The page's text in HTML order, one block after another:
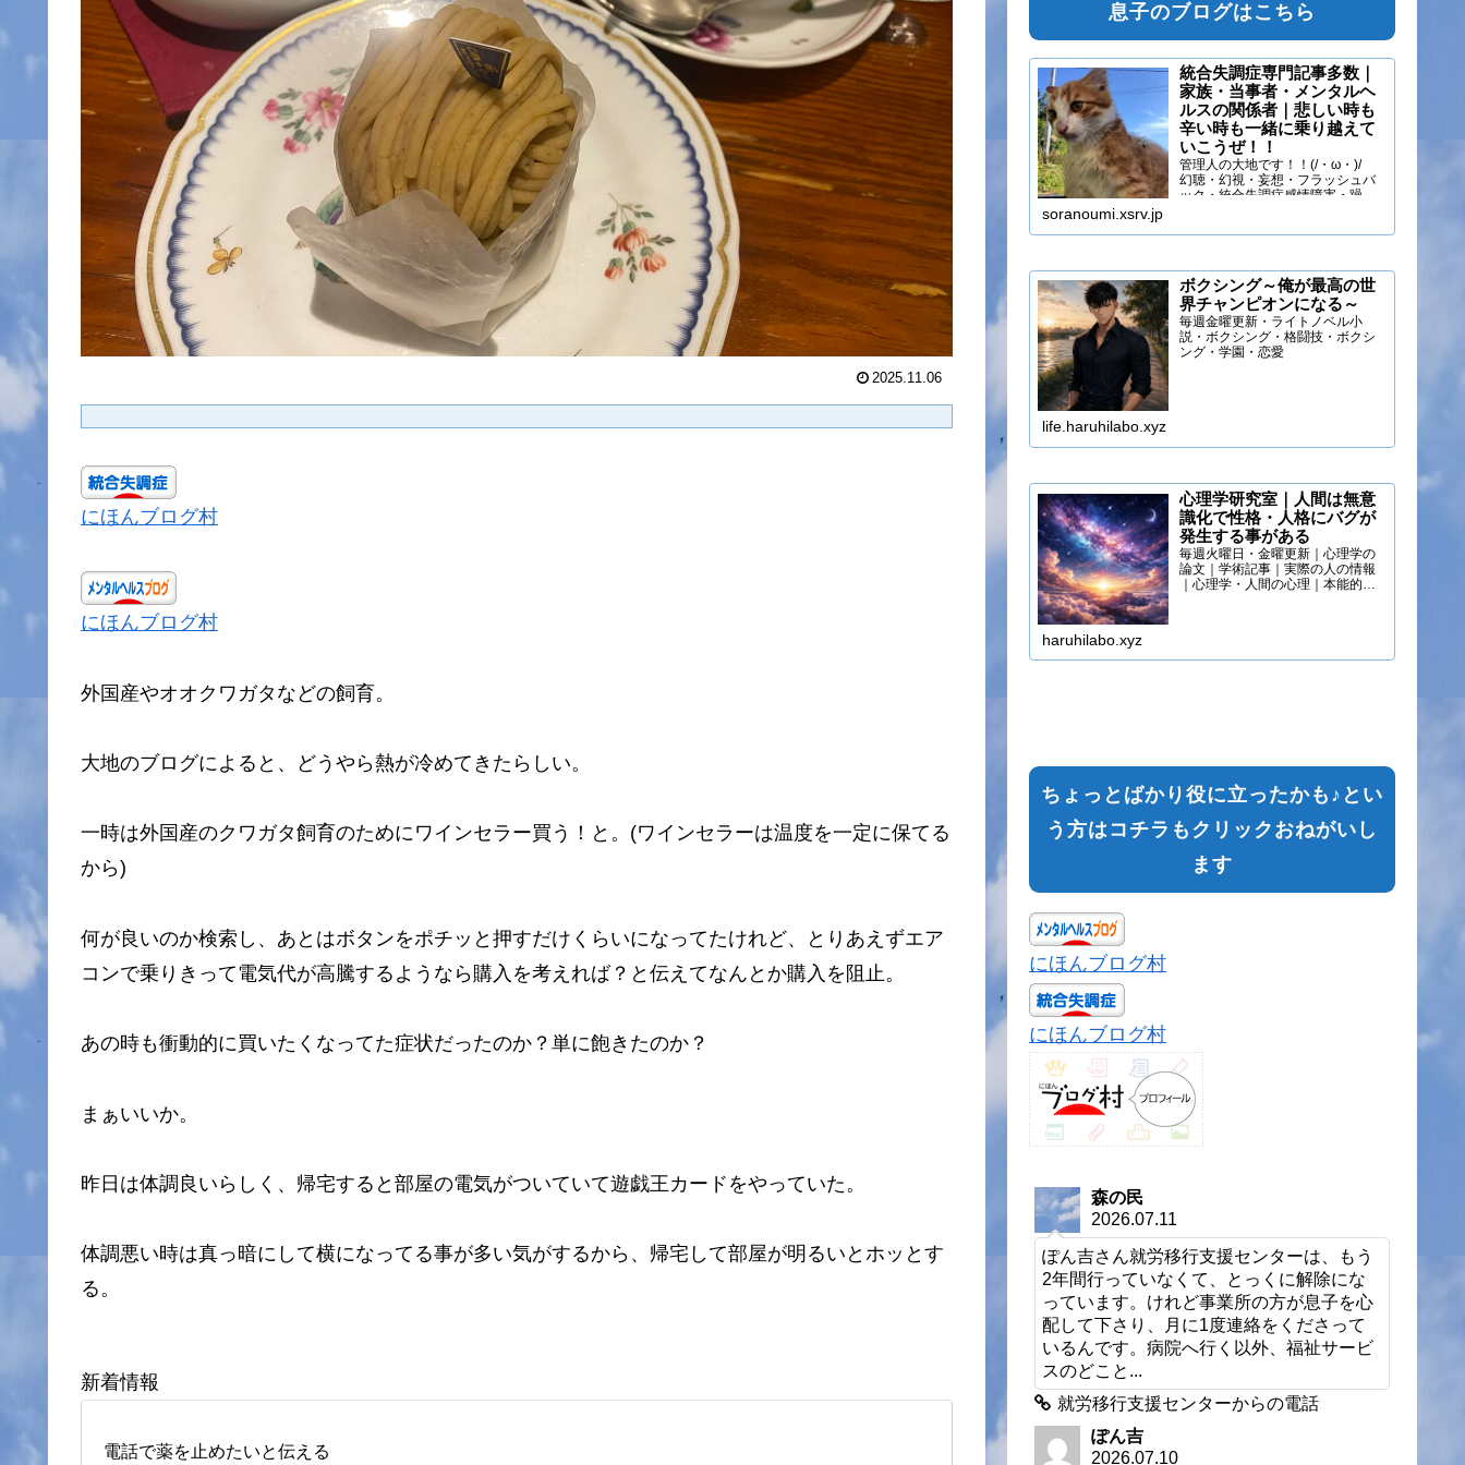
2025.11.06
にほんブログ村
にほんブログ村
外国産やオオクワガタなどの飼育。
大地のブログによると、どうやら熱が冷めてきたらしい。
一時は外国産のクワガタ飼育のためにワインセラー買う！と。(ワインセラーは温度を一定に保てる
から)
何が良いのか検索し、あとはボタンをポチッと押すだけくらいになってたけれど、とりあえずエア
コンで乗りきって電気代が高騰するようなら購入を考えれば？と伝えてなんとか購入を阻止。
あの時も衝動的に買いたくなってた症状だったのか？単に飽きたのか？
まぁいいか。
昨日は体調良いらしく、帰宅すると部屋の電気がついていて遊戯王カードをやっていた。
体調悪い時は真っ暗にして横になってる事が多い気がするから、帰宅して部屋が明るいとホッとす
る。
新着情報
電話で薬を止めたいと伝える
息子のブログはこちら
統合失調症専門記事多数｜
家族・当事者・メンタルヘ
ルスの関係者｜悲しい時も
辛い時も一緒に乗り越えて
いこうぜ！！
管理人の大地です！！(/・ω・)/
幻聴・幻視・妄想・フラッシュバ
ック・統合失調症感情障害・躁う
soranoumi.xsrv.jp
ボクシング～俺が最高の世
界チャンピオンになる～
毎週金曜更新・ライトノベル小
説・ボクシング・格闘技・ボクシ
ング・学園・恋愛
life.haruhilabo.xyz
心理学研究室｜人間は無意
識化で性格・人格にバグが
発生する事がある
毎週火曜日・金曜更新｜心理学の
論文｜学術記事｜実際の人の情報
｜心理学・人間の心理｜本能的心
haruhilabo.xyz
ちょっとばかり役に立ったかも♪とい
う方はコチラもクリックおねがいし
ます
にほんブログ村
にほんブログ村
森の民
2026.07.11
ぽん吉さん就労移行支援センターは、もう
2年間行っていなくて、とっくに解除にな
っています。けれど事業所の方が息子を心
配して下さり、月に1度連絡をくださって
いるんです。病院へ行く以外、福祉サービ
スのどこと...
就労移行支援センターからの電話
ぽん吉
2026.07.10